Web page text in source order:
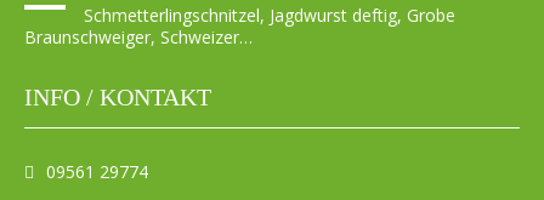
Schmetterlingschnitzel, Jagdwurst deftig, Grobe
Braunschweiger, Schweizer…
INFO / KONTAKT
09561 29774